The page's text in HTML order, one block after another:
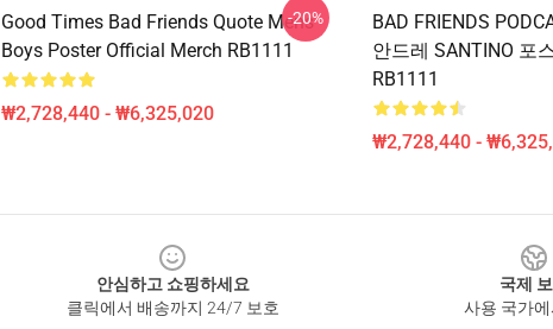
Good Times Bad Friends Quote Mens
Boys Poster Official Merch RB1111
₩2,728,440 - ₩6,325,020
-20%
BAD FRIENDS
안드레 SANTINO 포
RB1111
₩2,728,440 -
안심하고 쇼핑하세요
클릭에서 배송까지 24/7 보호
국제
사용 국가